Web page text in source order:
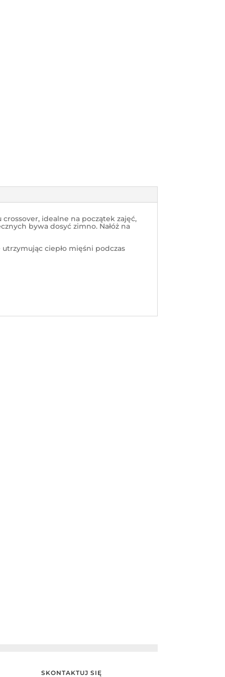
idealne na początek zajęć,
bywa dosyć zimno. Nałóż na
ciepło mięśni podczas
SKONTAKTUJ SIĘ